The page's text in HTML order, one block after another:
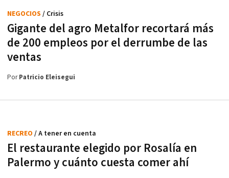
Gigante del agro Metalfor recortará más
de 200 empleos por el derrumbe de las
ventas
NEGOCIOS / Crisis
PorPatricio Eleisegui
El restaurante elegido por Rosalía en
Palermo y cuánto cuesta comer ahí
RECREO / A tener en cuenta